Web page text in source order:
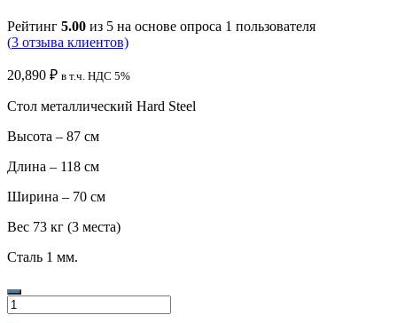
Рейтинг 5.00 из 5 на основе опроса 1 пользователя
(3 отзыва клиентов)
20,890 ₽ в т.ч. НДС 5%
Стол металлический Hard Steel
Высота – 87 см
Длина – 118 см
Ширина – 70 см
Вес 73 кг (3 места)
Сталь 1 мм.
Количество
товара